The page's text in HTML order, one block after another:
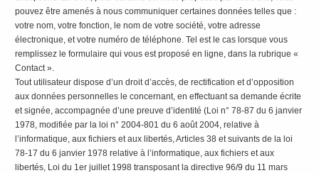
pouvez être amenés à nous communiquer certaines données telles que :
votre nom, votre fonction, le nom de votre société, votre adresse
électronique, et votre numéro de téléphone. Tel est le cas lorsque vous
remplissez le formulaire qui vous est proposé en ligne, dans la rubrique «
Contact ».
Tout utilisateur dispose d’un droit d’accès, de rectification et d’opposition
aux données personnelles le concernant, en effectuant sa demande écrite
et signée, accompagnée d’une preuve d’identité (Loi n° 78-87 du 6 janvier
1978, modifiée par la loi n° 2004-801 du 6 août 2004, relative à
l’informatique, aux fichiers et aux libertés, Articles 38 et suivants de la loi
78-17 du 6 janvier 1978 relative à l’informatique, aux fichiers et aux
libertés, Loi du 1er juillet 1998 transposant la directive 96/9 du 11 mars